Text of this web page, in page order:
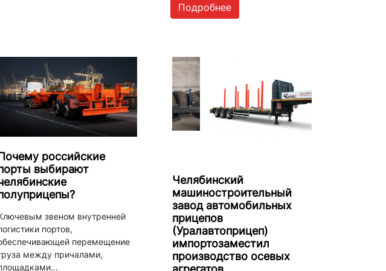
Подробнее
российские
выбирают
звеном внутренней
портов,
перемещение
между причалами,
Челябинский
машиностроительный
завод автомобильных
прицепов
(Уралавтоприцеп)
импортозаместил
производство осевых